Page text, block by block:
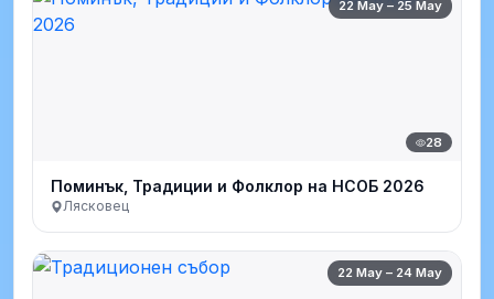
22 May – 25 May
28
Поминък, Традиции и Фолклор на НСОБ 2026
Лясковец
22 May – 24 May